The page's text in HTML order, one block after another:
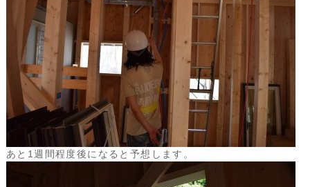
あと1週間程度後になると予想します。